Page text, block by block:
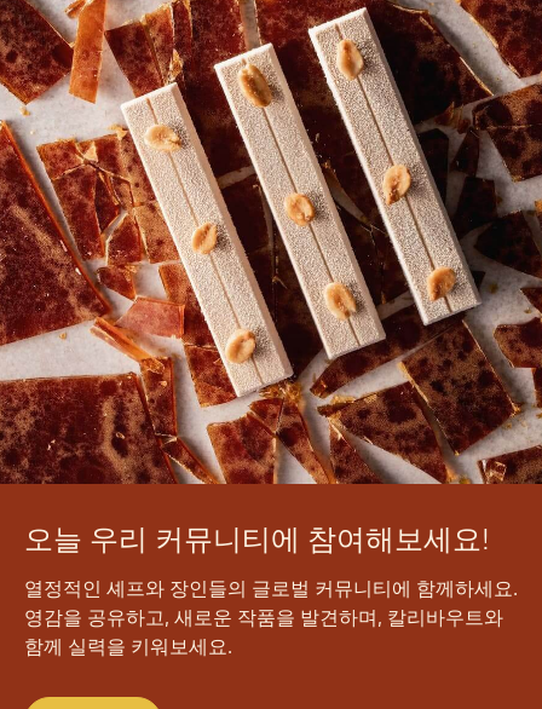
오늘 우리 커뮤니티에 참여해보세요!
열정적인 셰프와 장인들의 글로벌 커뮤니티에 함께하세요.
영감을 공유하고, 새로운 작품을 발견하며, 칼리바우트와
함께 실력을 키워보세요.